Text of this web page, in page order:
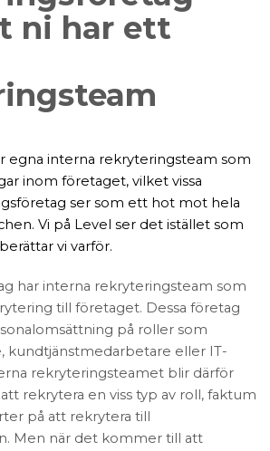
ni har ett
egna interna rekryteringsteam som
inom företaget, vilket vissa
ser som ett hot mot hela
Vi på Level ser det istället som
vi varför.
har interna rekryteringsteam som
till företaget. Dessa företag
på roller som
kundtjänstmedarbetare eller IT-
rekryteringsteamet blir därför
rekrytera en viss typ av roll, faktum
på att rekrytera till
Men när det kommer till att